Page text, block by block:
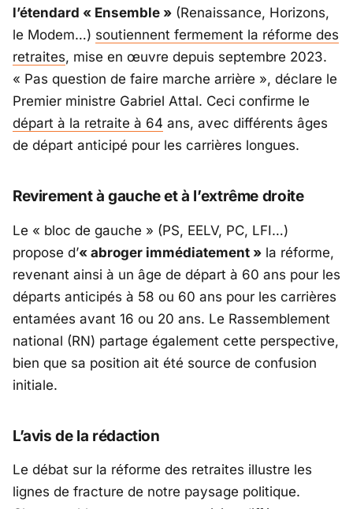
l’étendard « Ensemble » (Renaissance, Horizons,
le Modem…) soutiennent fermement la réforme des
retraites, mise en œuvre depuis septembre 2023.
« Pas question de faire marche arrière », déclare le
Premier ministre Gabriel Attal. Ceci confirme le
départ à la retraite à 64 ans, avec différents âges
de départ anticipé pour les carrières longues.
Revirement à gauche et à l’extrême droite
Le « bloc de gauche » (PS, EELV, PC, LFI…)
propose d’« abroger immédiatement » la réforme,
revenant ainsi à un âge de départ à 60 ans pour les
départs anticipés à 58 ou 60 ans pour les carrières
entamées avant 16 ou 20 ans. Le Rassemblement
national (RN) partage également cette perspective,
bien que sa position ait été source de confusion
initiale.
L’avis de la rédaction
Le débat sur la réforme des retraites illustre les
lignes de fracture de notre paysage politique.